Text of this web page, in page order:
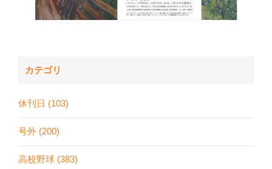
カテゴリ
休刊日 (103)
号外 (200)
高校野球 (383)